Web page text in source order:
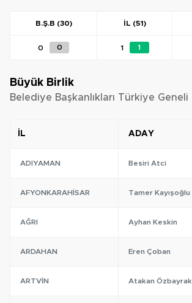
B.Ş.B (30) İL (51)
0 0 1 1
Büyük Birlik
Belediye Başkanlıkları Türkiye Geneli
İL ADAY
ADIYAMAN Besiri Atci
AFYONKARAHISAR Tamer Kayışoğlu
AĞRI Ayhan Keskin
ARDAHAN Eren Çoban
ARTVIN Atakan Özbayrak